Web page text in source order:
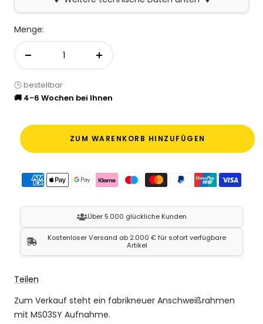
Menge:
Menge verringernMenge erhöhen
🕒 bestellbar
🚚 4-6 Wochen bei Ihnen
ZUM WARENKORB HINZUFÜGEN
Über 5.000 glückliche Kunden
Kostenloser Versand ab 2.000 € für sofort verfügbare
Artikel
Teilen
Zum Verkauf steht ein fabrikneuer Anschweißrahmen
mit MS03SY Aufnahme.